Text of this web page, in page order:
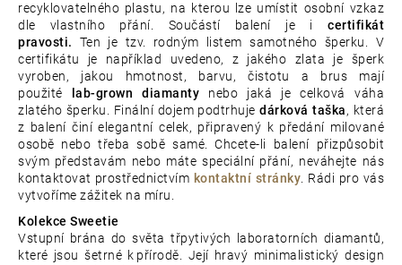
recyklovatelného plastu, na kterou lze umístit osobní vzkaz
dle vlastního přání. Součástí balení je i certifikát
pravosti. Ten je tzv. rodným listem samotného šperku. V
certifikátu je například uvedeno, z jakého zlata je šperk
vyroben, jakou hmotnost, barvu, čistotu a brus mají
použité
lab-grown diamanty nebo jaká je celková váha
zlatého šperku. Finální dojem podtrhujedárková taška, která
z balení činí elegantní celek, připravený k předání milované
osobě nebo třeba sobě samé. Chcete-li balení přizpůsobit
svým představám nebo máte speciální přání, neváhejte nás
kontaktovat prostřednictvím kontaktní stránky. Rádi pro vás
vytvoříme zážitek na míru.
Kolekce Sweetie
Vstupní brána do světa třpytivých laboratorních diamantů,
které jsou šetrné k přírodě. Její hravý minimalistický design